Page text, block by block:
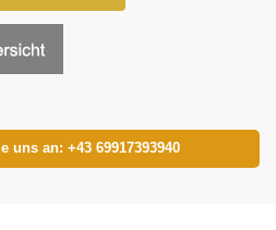
uns an: +43 69917393940